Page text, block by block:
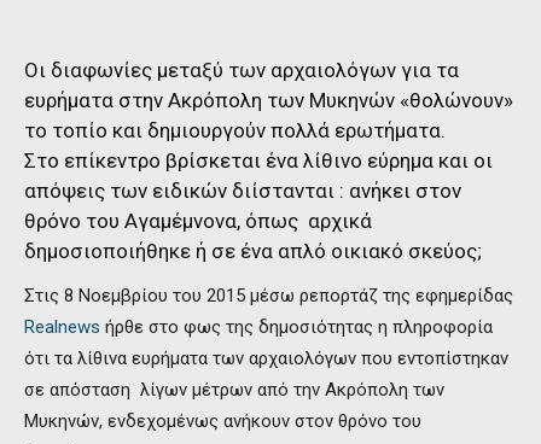
Οι διαφωνίες μεταξύ των αρχαιολόγων για τα
ευρήματα στην Ακρόπολη των Μυκηνών «θολώνουν»
το τοπίο και δημιουργούν πολλά ερωτήματα.
Στο επίκεντρο βρίσκεται ένα λίθινο εύρημα και οι
απόψεις των ειδικών διίστανται : ανήκει στον
θρόνο του Αγαμέμνονα, όπως αρχικά
δημοσιοποιήθηκε ή σε ένα απλό οικιακό σκεύος;
Στις 8 Νοεμβρίου του 2015 μέσω ρεπορτάζ της εφημερίδας
Realnews ήρθε στο φως της δημοσιότητας η πληροφορία
ότι τα λίθινα ευρήματα των αρχαιολόγων που εντοπίστηκαν
σε απόσταση λίγων μέτρων από την Ακρόπολη των
Μυκηνών, ενδεχομένως ανήκουν στον θρόνο του